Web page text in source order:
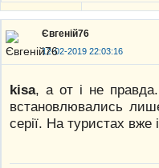
Євгеній76
12-02-2019 22:03:16
kisa, а от і не
встановлювались
серії. На туристах вже